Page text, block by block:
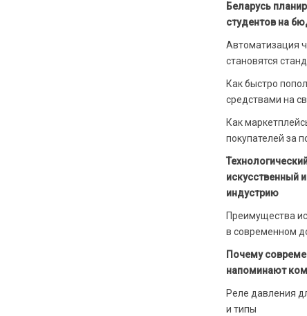
Беларусь
студентов на
Автоматизация
становятся
Как быстро
средствами на
Как
покупателей за
искусственный
индустрию
Преимущества
в современном
Почему
напоминают
Реле давления
и типы